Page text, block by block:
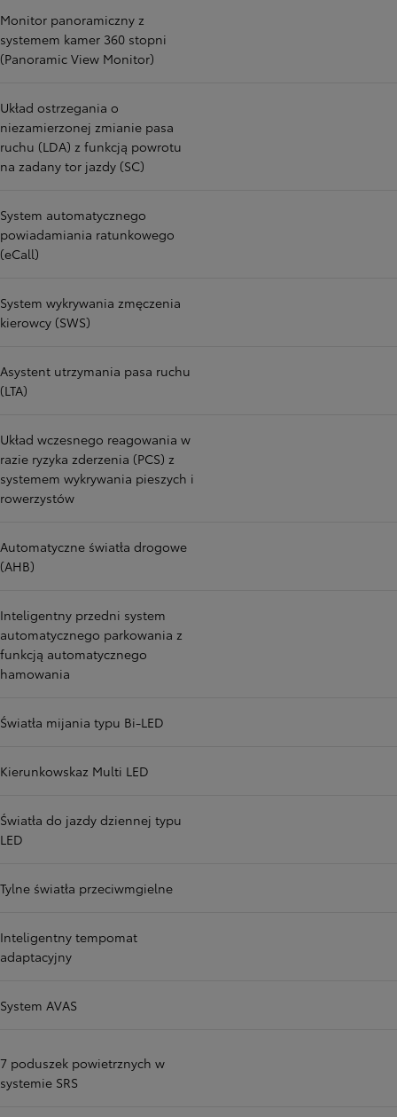
Monitor panoramiczny z
systemem kamer 360 stopni
(Panoramic View Monitor)
Układ ostrzegania o
niezamierzonej zmianie pasa
ruchu (LDA) z funkcją powrotu
na zadany tor jazdy (SC)
System automatycznego
powiadamiania ratunkowego
(eCall)
System wykrywania zmęczenia
kierowcy (SWS)
Asystent utrzymania pasa ruchu
(LTA)
Układ wczesnego reagowania w
razie ryzyka zderzenia (PCS) z
systemem wykrywania pieszych i
rowerzystów
Automatyczne światła drogowe
(AHB)
Inteligentny przedni system
automatycznego parkowania z
funkcją automatycznego
hamowania
Światła mijania typu Bi-LED
Kierunkowskaz Multi LED
Światła do jazdy dziennej typu
LED
Tylne światła przeciwmgielne
Inteligentny tempomat
adaptacyjny
System AVAS
7 poduszek powietrznych w
systemie SRS